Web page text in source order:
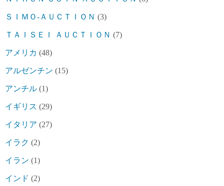
ＳＩＭＯ-ＡＵＣＴＩＯＮ (3)
ＴＡＩＳＥＩ ＡＵＣＴＩＯＮ (7)
アメリカ (48)
アルゼンチン (15)
アンチル (1)
イギリス (29)
イタリア (27)
イラク (2)
イラン (1)
インド (2)